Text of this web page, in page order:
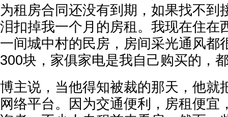
为租房合同还没有到期，如果找不到
泪扣掉我一个月的房租。我现在住在
一间城中村的民房，房间采光通风都
300块，家俱家电是我自己购买的，
博主说，当他得知被裁的那天，他就
网络平台。因为交通便利，房租便宜